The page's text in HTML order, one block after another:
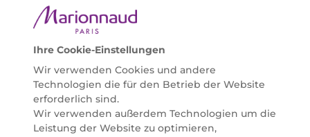
Bedürfnissen individuell mit der perfekten Lösung
helfen zu können. Entdecken Sie auch unsere
Online Beauty Beratungen und bestellen Sie ganz
einfach alles für Ihre Beauty Routine direkt nach
Hause oder in Ihre Wunsch-Parfümerie liefern.
BERATUNG & EXPERTISE
Marionnaud wurde im Jahr 1984 in Paris gegründet
und ist seit 2001 in Österreich vertreten. Mit rund 80
Ihre Cookie-Einstellungen
Wir verwenden Cookies und andere
Technologien die für den Betrieb der Website
erforderlich sind.
Wir verwenden außerdem Technologien um die
Leistung der Website zu optimieren,